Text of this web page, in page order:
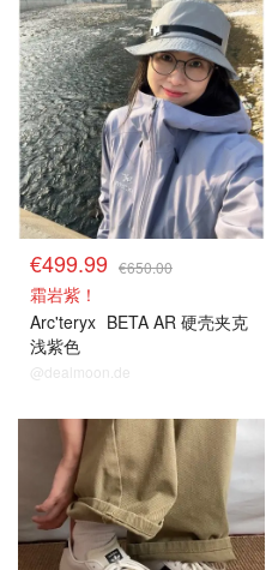
€499.99 €650.00
霜岩紫！
Arc'teryx BETA AR 硬壳夹克
浅紫色
@dealmoon.de